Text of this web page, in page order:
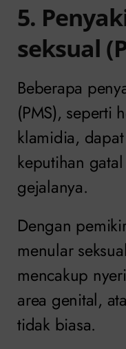
5.
seksual
Beberapa
(PMS), seperti
klamidia,
keputihan
gejalanya.
Dengan
menular
mencakup
area genital,
tidak biasa.